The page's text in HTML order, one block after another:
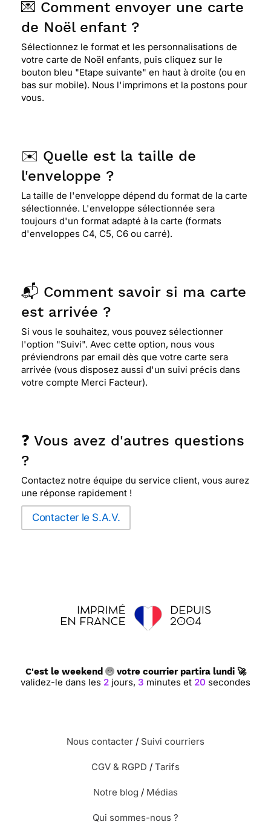
⭐⭐⭐⭐⭐ Le 15/12/2013 : Je l'ai trouver mignone
⭐⭐⭐⭐⭐ Le 18/11/2013 : J'ai adoré cette carte
....pour ma copine qui aime les chiens et attends
noël avec impatience .....je vous la conseille trop
mimi.
à mon petit fils.
⭐⭐⭐⭐⭐ Le 22/12/2012 : Cette carte est trop
mignonne et tendre à la fois, super pour une
naissance et un joyeux noël!!
💌 Comment envoyer une carte
de Noël enfant ?
Sélectionnez le format et les personnalisations de
votre carte de Noël enfants, puis cliquez sur le
bouton bleu "Etape suivante" en haut à droite (ou en
bas sur mobile). Nous l'imprimons et la postons pour
vous.
✉️ Quelle est la taille de
l'enveloppe ?
La taille de l'enveloppe dépend du format de la carte
sélectionnée. L'enveloppe sélectionnée sera
toujours d'un format adapté à la carte (formats
d'enveloppes C4, C5, C6 ou carré).
📬 Comment savoir si ma carte
est arrivée ?
Si vous le souhaitez, vous pouvez sélectionner
l'option "Suivi". Avec cette option, nous vous
préviendrons par email dès que votre carte sera
arrivée (vous disposez aussi d'un suivi précis dans
votre compte Merci Facteur).
❓ Vous avez d'autres questions
?
Contactez notre équipe du service client, vous aurez
une réponse rapidement !
Contacter le S.A.V.
C'est le weekend votre courrier partira lundi 🚀
validez-le dans les2 jours,3 minutes et19secondes
Nous contacter / Suivi courriers
CGV & RGPD / Tarifs
Notre blog / Médias
Qui sommes-nous ?